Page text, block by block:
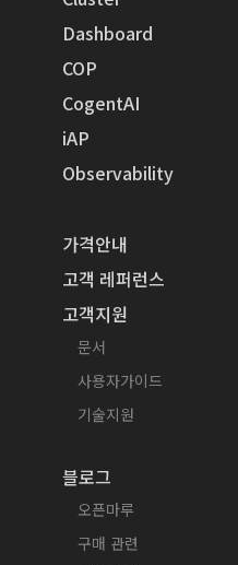
Dashboard
COP
CogentAI
iAP
Observability
가격안내
고객 레퍼런스
고객지원
문서
사용자가이드
기술지원
블로그
오픈마루
구매 관련